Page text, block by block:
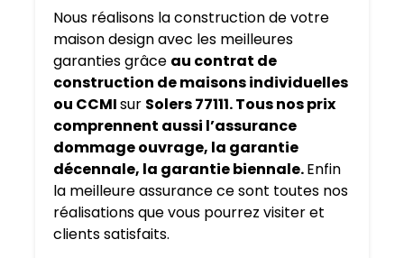
Nous réalisons la construction de votre
maison design avec les meilleures
garanties grâce au contrat de
construction de maisons individuelles
ou CCMIsur Solers 77111. Tous nos prix
comprennent aussi l’assurance
dommage ouvrage, la garantie
décennale, la garantie biennale.Enfin
la meilleure assurance ce sont toutes nos
réalisations que vous pourrez visiter et
clients satisfaits.